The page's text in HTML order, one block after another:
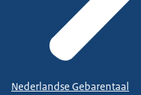
Nederlandse Gebarentaal